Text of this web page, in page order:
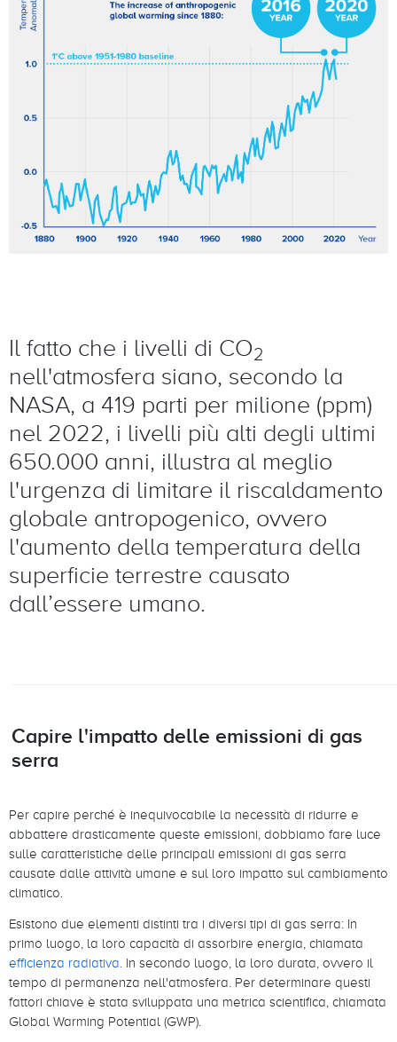
Il fatto che i livelli di CO2
nell'atmosfera siano, secondo la
NASA, a 419 parti per milione (ppm)
nel 2022, i livelli più alti degli ultimi
650.000 anni, illustra al meglio
l'urgenza di limitare il riscaldamento
globale antropogenico, ovvero
l'aumento della temperatura della
superficie terrestre causato
dall’essere umano.
Capire l'impatto delle emissioni di gas
serra
Per capire perché è inequivocabile la necessità di ridurre e
abbattere drasticamente queste emissioni, dobbiamo fare luce
sulle caratteristiche delle principali emissioni di gas serra
causate dalle attività umane e sul loro impatto sul cambiamento
climatico.
Esistono due elementi distinti tra i diversi tipi di gas serra: In
primo luogo, la loro capacità di assorbire energia, chiamata
efficienza radiativa. In secondo luogo, la loro durata, ovvero il
tempo di permanenza nell'atmosfera. Per determinare questi
fattori chiave è stata sviluppata una metrica scientifica, chiamata
Global Warming Potential (GWP).